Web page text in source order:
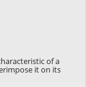
of a
it on its